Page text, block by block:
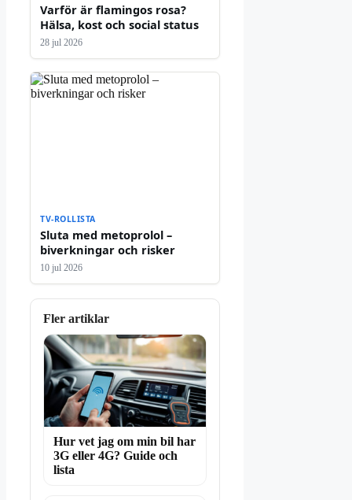
Varför är flamingos rosa?
Hälsa, kost och social status
28 jul 2026
TV-ROLLISTA
Sluta med metoprolol –
biverkningar och risker
10 jul 2026
Fler artiklar
Hur vet jag om min bil har
3G eller 4G? Guide och
lista